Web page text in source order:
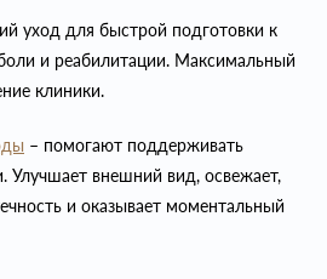
уход для быстрой подготовки к
и реабилитации. Максимальный
клиники.
– помогают поддерживать
Улучшает внешний вид, освежает,
и оказывает моментальный